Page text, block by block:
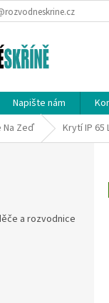
Napište nám
Na Zeď Krytí IP
a rozvodnice